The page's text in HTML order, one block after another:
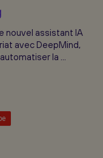
nouvel assistant IA
avec DeepMind,
la ...